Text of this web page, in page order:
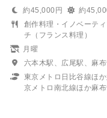
約45,000円
約
創作料理・イノベーテ
チ（フランス料理）
月曜
六本木駅、広尾駅、麻
東京メトロ日比谷線ほ
京メトロ南北線ほか麻